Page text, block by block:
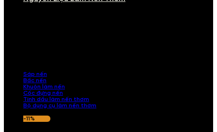
Sáp nến
Bấc nến
Khuôn làm nến
Cốc đựng nến
Tinh dầu làm nến thơm
Bộ dụng cụ làm nến thơm
-11%